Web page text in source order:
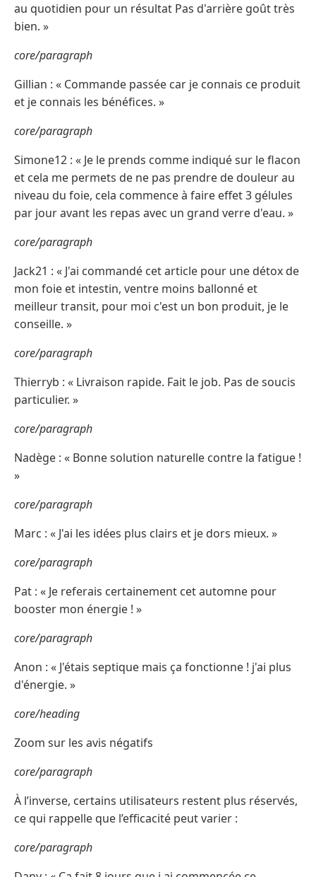
au quotidien pour un résultat Pas d'arrière goût très
bien. »
core/paragraph
Gillian : « Commande passée car je connais ce produit
et je connais les bénéfices. »
core/paragraph
Simone12 : « Je le prends comme indiqué sur le flacon
et cela me permets de ne pas prendre de douleur au
niveau du foie, cela commence à faire effet 3 gélules
par jour avant les repas avec un grand verre d'eau. »
core/paragraph
Jack21 : « J'ai commandé cet article pour une détox de
mon foie et intestin, ventre moins ballonné et
meilleur transit, pour moi c'est un bon produit, je le
conseille. »
core/paragraph
Thierryb : « Livraison rapide. Fait le job. Pas de soucis
particulier. »
core/paragraph
Nadège : « Bonne solution naturelle contre la fatigue !
»
core/paragraph
Marc : « J'ai les idées plus clairs et je dors mieux. »
core/paragraph
Pat : « Je referais certainement cet automne pour
booster mon énergie ! »
core/paragraph
Anon : « J'étais septique mais ça fonctionne ! j'ai plus
d'énergie. »
core/heading
Zoom sur les avis négatifs
core/paragraph
À l’inverse, certains utilisateurs restent plus réservés,
ce qui rappelle que l’efficacité peut varier :
core/paragraph